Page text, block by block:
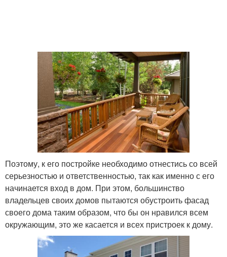
Поэтому, к его постройке необходимо отнестись со всей
серьезностью и ответственностью, так как именно с его
начинается вход в дом. При этом, большинство
владельцев своих домов пытаются обустроить фасад
своего дома таким образом, что бы он нравился всем
окружающим, это же касается и всех пристроек к дому.